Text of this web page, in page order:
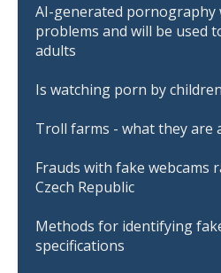
AI-generated pornography
problems and will be used
adults
Is watching porn by
Troll farms - what they are
Frauds with fake webcams
Czech Republic
Methods for identifying
specifications